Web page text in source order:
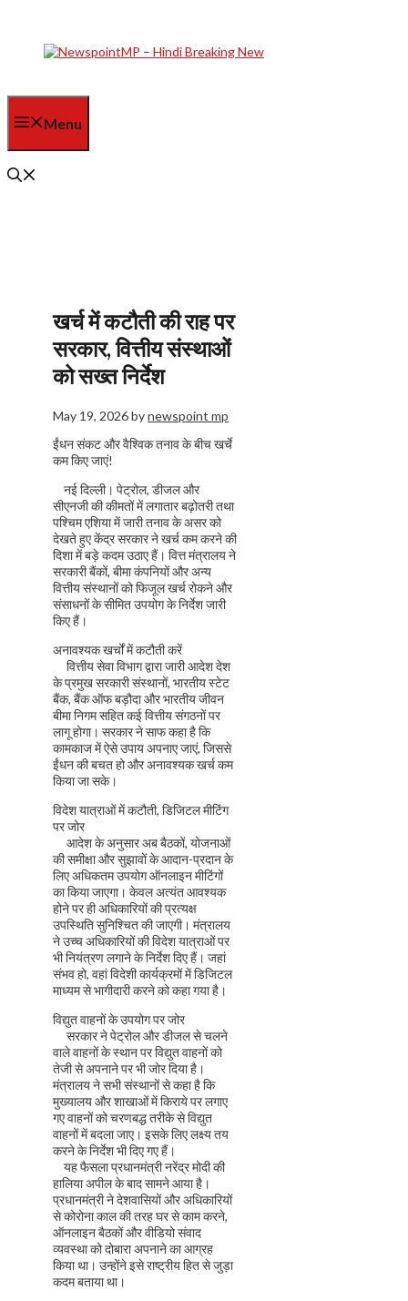
content
Menu
खर्च में कटौती की राह पर
सरकार, वित्तीय संस्थाओं
को सख्त निर्देश
May 19, 2026bynewspoint mp
ईंधन संकट और वैश्विक तनाव के बीच खर्चे
कम किए जाएं!
नई दिल्ली। पेट्रोल, डीजल और
सीएनजी की कीमतों में लगातार बढ़ोतरी तथा
पश्चिम एशिया में जारी तनाव के असर को
देखते हुए केंद्र सरकार ने खर्च कम करने की
दिशा में बड़े कदम उठाए हैं। वित्त मंत्रालय ने
सरकारी बैंकों, बीमा कंपनियों और अन्य
वित्तीय संस्थानों को फिजूल खर्च रोकने और
संसाधनों के सीमित उपयोग के निर्देश जारी
किए हैं।
अनावश्यक खर्चों में कटौती करें
वित्तीय सेवा विभाग द्वारा जारी आदेश देश
के प्रमुख सरकारी संस्थानों, भारतीय स्टेट
बैंक, बैंक ऑफ बड़ौदा और भारतीय जीवन
बीमा निगम सहित कई वित्तीय संगठनों पर
लागू होगा। सरकार ने साफ कहा है कि
कामकाज में ऐसे उपाय अपनाए जाएं, जिससे
ईंधन की बचत हो और अनावश्यक खर्च कम
किया जा सके।
विदेश यात्राओं में कटौती, डिजिटल मीटिंग
पर जोर
आदेश के अनुसार अब बैठकों, योजनाओं
की समीक्षा और सुझावों के आदान-प्रदान के
लिए अधिकतम उपयोग ऑनलाइन मीटिंगों
का किया जाएगा। केवल अत्यंत आवश्यक
होने पर ही अधिकारियों की प्रत्यक्ष
उपस्थिति सुनिश्चित की जाएगी। मंत्रालय
ने उच्च अधिकारियों की विदेश यात्राओं पर
भी नियंत्रण लगाने के निर्देश दिए हैं। जहां
संभव हो, वहां विदेशी कार्यक्रमों में डिजिटल
माध्यम से भागीदारी करने को कहा गया है।
विद्युत वाहनों के उपयोग पर जोर
सरकार ने पेट्रोल और डीजल से चलने
वाले वाहनों के स्थान पर विद्युत वाहनों को
तेजी से अपनाने पर भी जोर दिया है।
मंत्रालय ने सभी संस्थानों से कहा है कि
मुख्यालय और शाखाओं में किराये पर लगाए
गए वाहनों को चरणबद्ध तरीके से विद्युत
वाहनों में बदला जाए। इसके लिए लक्ष्य तय
करने के निर्देश भी दिए गए हैं।
यह फैसला प्रधानमंत्री नरेंद्र मोदी की
हालिया अपील के बाद सामने आया है।
प्रधानमंत्री ने देशवासियों और अधिकारियों
से कोरोना काल की तरह घर से काम करने,
ऑनलाइन बैठकों और वीडियो संवाद
व्यवस्था को दोबारा अपनाने का आग्रह
किया था। उन्होंने इसे राष्ट्रीय हित से जुड़ा
कदम बताया था।